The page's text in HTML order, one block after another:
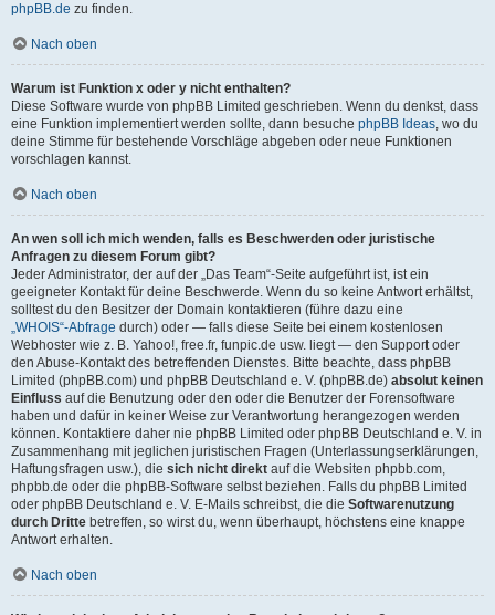
phpBB.de zu finden.
Nach oben
Warum ist Funktion x oder y nicht enthalten?
Diese Software wurde von phpBB Limited geschrieben. Wenn du denkst, dass
eine Funktion implementiert werden sollte, dann besuche phpBB Ideas, wo du
deine Stimme für bestehende Vorschläge abgeben oder neue Funktionen
vorschlagen kannst.
Nach oben
An wen soll ich mich wenden, falls es Beschwerden oder juristische
Anfragen zu diesem Forum gibt?
Jeder Administrator, der auf der „Das Team“-Seite aufgeführt ist, ist ein
geeigneter Kontakt für deine Beschwerde. Wenn du so keine Antwort erhältst,
solltest du den Besitzer der Domain kontaktieren (führe dazu eine
„WHOIS“-Abfrage durch) oder — falls diese Seite bei einem kostenlosen
Webhoster wie z. B. Yahoo!, free.fr, funpic.de usw. liegt — den Support oder
den Abuse-Kontakt des betreffenden Dienstes. Bitte beachte, dass phpBB
Limited (phpBB.com) und phpBB Deutschland e. V. (phpBB.de) absolut keinen
Einfluss auf die Benutzung oder den oder die Benutzer der Forensoftware
haben und dafür in keiner Weise zur Verantwortung herangezogen werden
können. Kontaktiere daher nie phpBB Limited oder phpBB Deutschland e. V. in
Zusammenhang mit jeglichen juristischen Fragen (Unterlassungserklärungen,
Haftungsfragen usw.), die sich nicht direkt auf die Websiten phpbb.com,
phpbb.de oder die phpBB-Software selbst beziehen. Falls du phpBB Limited
oder phpBB Deutschland e. V. E-Mails schreibst, die die Softwarenutzung
durch Dritte betreffen, so wirst du, wenn überhaupt, höchstens eine knappe
Antwort erhalten.
Nach oben